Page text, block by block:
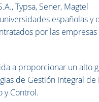
Typsa, Sener, Magtel
españolas y
por las empresas
a proporcionar un alto
de Gestión Integral de
y Control.